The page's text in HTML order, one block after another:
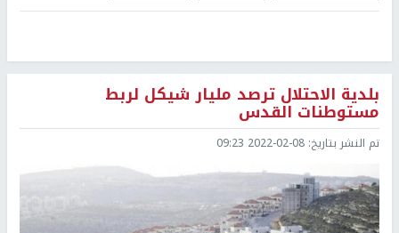
بلدية الاحتلال ترصد مليار شيكل لربط
مستوطنات القدس
تم النشر بتاريخ: 2022-02-08 09:23